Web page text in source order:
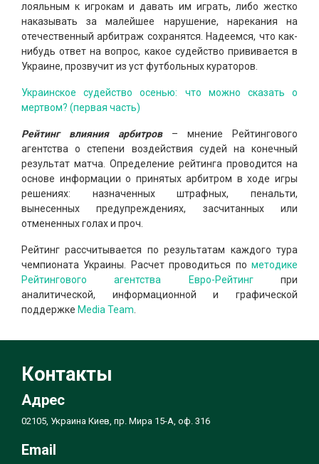
лояльным к игрокам и давать им играть, либо жестко
наказывать за малейшее нарушение, нарекания на
отечественный арбитраж сохранятся. Надеемся, что как-
нибудь ответ на вопрос, какое судейство прививается в
Украине, прозвучит из уст футбольных кураторов.
Украинское судейство осенью: что можно сказать о
мертвом? (первая часть)
Рейтинг влияния арбитров– мнение Рейтингового
агентства о степени воздействия судей на конечный
результат матча. Определение рейтинга проводится на
основе информации о принятых арбитром в ходе игры
решениях: назначенных штрафных, пенальти,
вынесенных предупреждениях, засчитанных или
отмененных голах и проч.
Рейтинг рассчитывается по результатам каждого тура
чемпионата Украины. Расчет проводиться по методике
Рейтингового агентства Евро-Рейтингпри
аналитической, информационной и графической
поддержке Media Team
Контакты
Адрес
02105, Украина Киев, пр. Мира 15-А, оф. 316
Email